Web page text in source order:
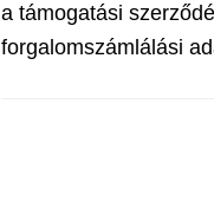
a támogatási
forgalomszámlálási